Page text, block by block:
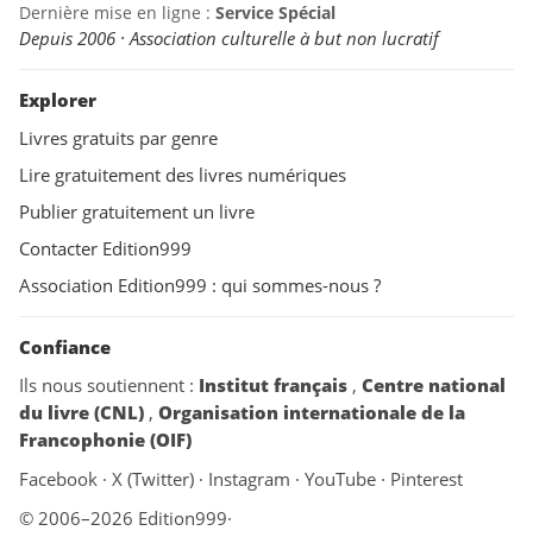
Dernière mise en ligne : Service Spécial
Depuis 2006 · Association culturelle à but non lucratif
Explorer
Livres gratuits par genre
Lire gratuitement des livres numériques
Publier gratuitement un livre
Contacter Edition999
Association Edition999 : qui sommes-nous ?
Confiance
Ils nous soutiennent : Institut français , Centre national
du livre (CNL) , Organisation internationale de la
Francophonie (OIF)
Facebook · X (Twitter) · Instagram · YouTube · Pinterest
© 2006–2026 Edition999·